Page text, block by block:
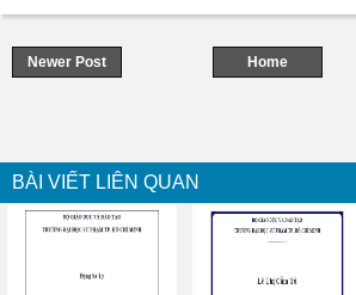
Newer Post Home
BÀI VIẾT LIÊN QUAN